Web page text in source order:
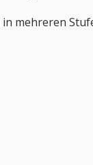
mehreren